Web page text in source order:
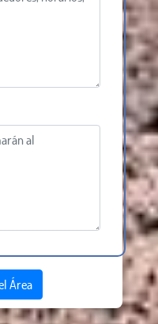
Área